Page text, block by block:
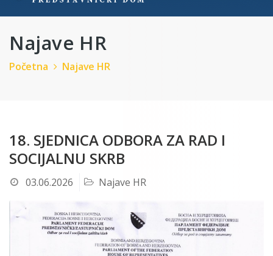
Najave HR
Početna Najave HR
18. SJEDNICA ODBORA ZA RAD I
SOCIJALNU SKRB
03.06.2026 Najave HR